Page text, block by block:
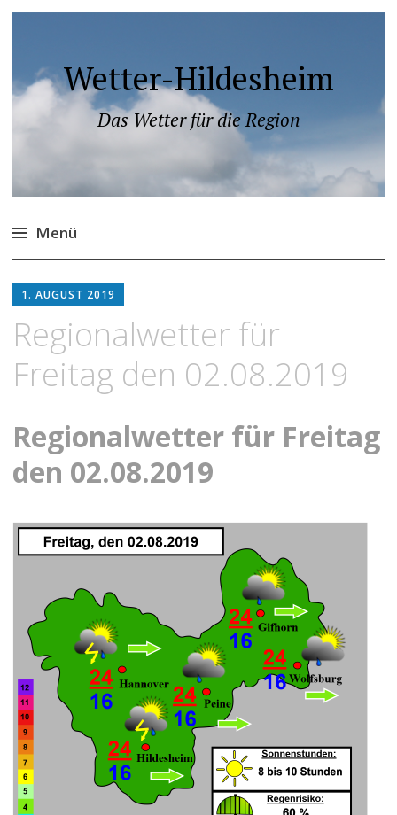
Wetter-Hildesheim
Das Wetter für die Region
Menü
Inhalt
1. AUGUST 2019
Regionalwetter für
Freitag den 02.08.2019
Regionalwetter für Freitag
den 02.08.2019